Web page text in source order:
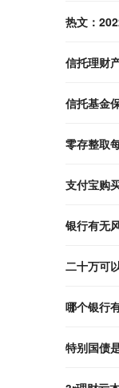
热文：
信托理财
信托基金
零存整取
支付宝购
银行有无
二十万可
哪个银行
特别国债